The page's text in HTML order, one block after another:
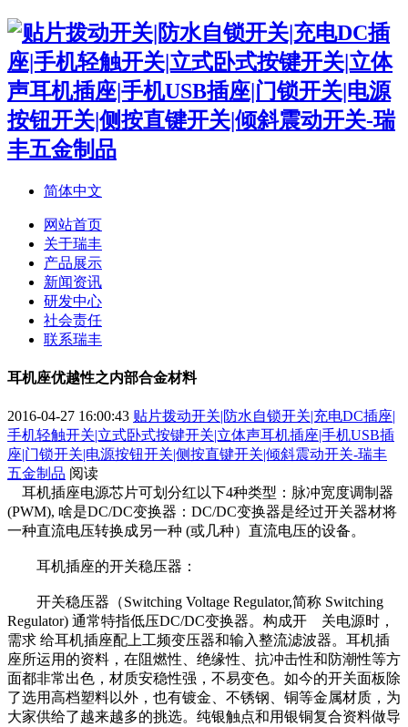
简体中文
网站首页
关于瑞丰
产品展示
新闻资讯
研发中心
社会责任
联系瑞丰
耳机座优越性之内部合金材料
2016-04-27 16:00:43 贴片拨动开关|防水自锁开关|充电DC插座|
手机轻触开关|立式卧式按键开关|立体声耳机插座|手机USB插
座|门锁开关|电源按钮开关|侧按直键开关|倾斜震动开关-瑞丰
五金制品 阅读
耳机插座电源芯片可划分红以下4种类型：脉冲宽度调制器
(PWM), 啥是DC/DC变换器：DC/DC变换器是经过开关器材将
一种直流电压转换成另一种 (或几种）直流电压的设备。
耳机插座的开关稳压器：
开关稳压器（Switching Voltage Regulator,简称 Switching
Regulator) 通常特指低压DC/DC变换器。构成开 关电源时，
需求 给耳机插座配上工频变压器和输入整流滤波器。耳机插
座所运用的资料，在阻燃性、绝缘性、抗冲击性和防潮性等方
面都非常出色，材质安稳性强，不易变色。如今的开关面板除
了选用高档塑料以外，也有镀金、不锈钢、铜等金属材质，为
大家供给了越来越多的挑选。纯银触点和用银铜复合资料做导